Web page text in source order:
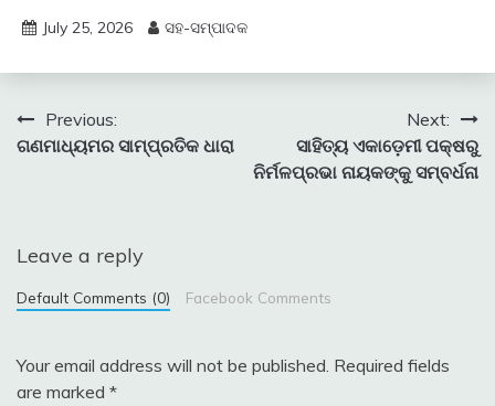
July 25, 2026 ସହ-ସମ୍ପାଦକ
Post
navigation
Previous:
ଗଣମାଧ୍ୟମର ସାମ୍ପ୍ରତିକ ଧାରା
Next:
ସାହିତ୍ୟ ଏକାଡ଼େମୀ ପକ୍ଷରୁ
ନିର୍ମଳପ୍ରଭା ନାୟକଙ୍କୁ ସମ୍ବର୍ଧନା
Leave a reply
Default Comments (0) Facebook Comments
Your email address will not be published. Required fields
are marked *